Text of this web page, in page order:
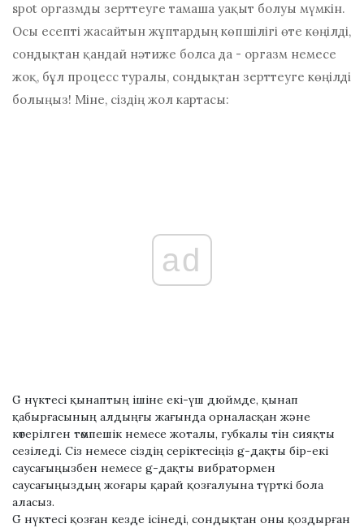
spot оргазмды зерттеуге тамаша уақыт болуы мүмкін.
Осы есепті жасайтын жұптардың көпшілігі өте көңілді,
сондықтан қандай нәтиже болса да - оргазм немесе
жоқ, бұл процесс туралы, сондықтан зерттеуге көңілді
болыңыз! Міне, сіздің жол картасы:
ad
G нүктесі қынаптың ішіне екі-үш дюймде, қынап
қабырғасының алдыңғы жағында орналасқан және
көтерілген төмпешік немесе жоталы, губкалы тін сияқты
сезіледі. Сіз немесе сіздің серіктесіңіз g-дақты бір-екі
саусағыңызбен немесе g-дақты вибратормен
саусағыңыздың жоғары қарай қозғалуына түрткі бола
аласыз.
G нүктесі қозған кезде ісінеді, сондықтан оны қоздырған